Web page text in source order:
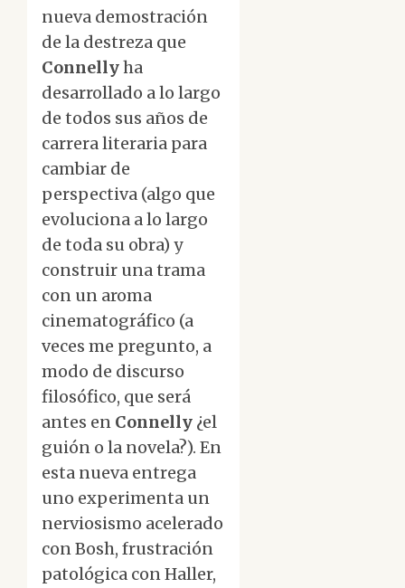
nueva demostración
de la destreza que
Connellyha
desarrollado a lo largo
de todos sus años de
carrera literaria para
cambiar de
perspectiva (algo que
evoluciona a lo largo
de toda su obra) y
construir una trama
con un aroma
cinematográfico (a
veces me pregunto, a
modo de discurso
filosófico, que será
antes en Connelly ¿el
guión o la novela?). En
esta nueva entrega
uno experimenta un
nerviosismo acelerado
con Bosh, frustración
patológica con Haller,